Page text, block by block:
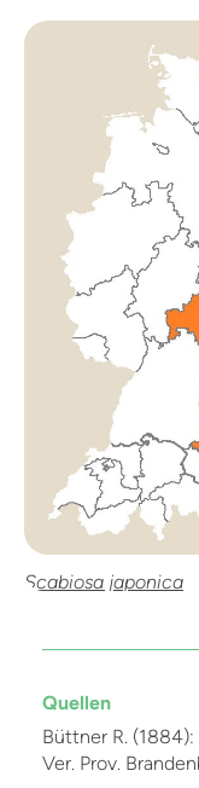
Scabiosa japonica
Quellen
Büttner R. (1884):
Ver. Prov.